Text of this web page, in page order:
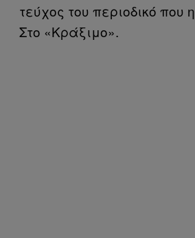
τεύχος του περιοδικό που
Στο «Κράξιμο».